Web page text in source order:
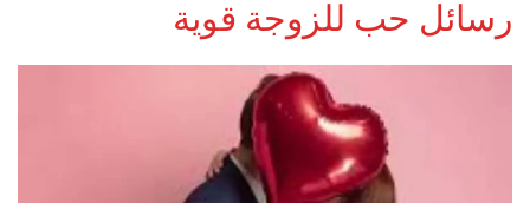
رسائل حب للزوجة قوية